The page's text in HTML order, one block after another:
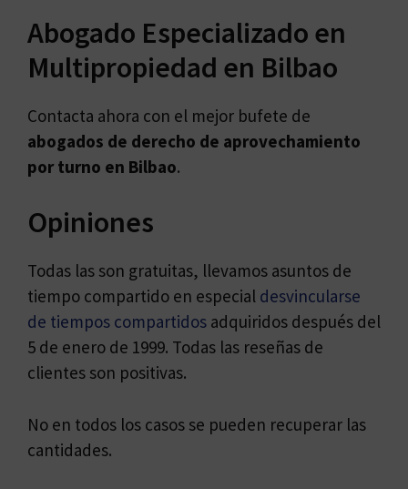
Abogado Especializado en
Multipropiedad en Bilbao
Contacta ahora con el mejor bufete de
abogados de derecho de aprovechamiento
por turno en Bilbao.
Opiniones
Todas las son gratuitas, llevamos asuntos de
tiempo compartido en especial desvincularse
de tiempos compartidos adquiridos después del
5 de enero de 1999. Todas las reseñas de
clientes son positivas.
No en todos los casos se pueden recuperar las
cantidades.